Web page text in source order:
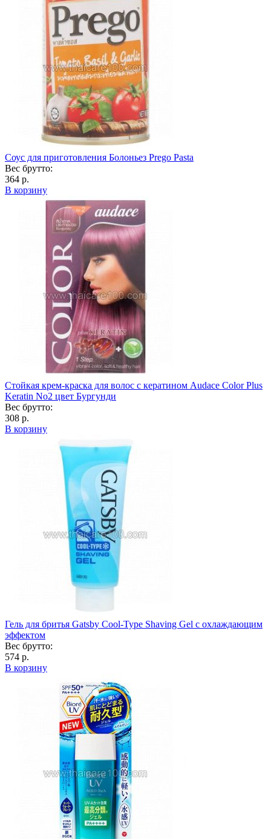
Соус для приготовления Болоньез Prego Pasta
Вес брутто:
364 р.
В корзину
Стойкая крем-краска для волос с кератином Audace Color Plus
Keratin No2 цвет Бургунди
Вес брутто:
308 р.
В корзину
Гель для бритья Gatsby Cool-Type Shaving Gel с охлаждающим
эффектом
Вес брутто:
574 р.
В корзину